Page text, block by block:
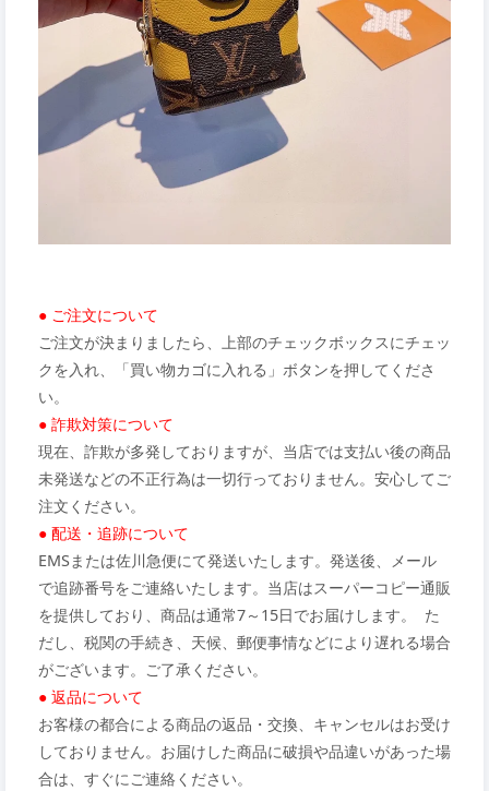
● ご注文について
ご注文が決まりましたら、上部のチェックボックスにチェッ
クを入れ、「買い物カゴに入れる」ボタンを押してくださ
い。
● 詐欺対策について
現在、詐欺が多発しておりますが、当店では支払い後の商品
未発送などの不正行為は一切行っておりません。安心してご
注文ください。
● 配送・追跡について
EMSまたは佐川急便にて発送いたします。発送後、メール
で追跡番号をご連絡いたします。当店はスーパーコピー通販
を提供しており、商品は通常7～15日でお届けします。 た
だし、税関の手続き、天候、郵便事情などにより遅れる場合
がございます。ご了承ください。
● 返品について
お客様の都合による商品の返品・交換、キャンセルはお受け
しておりません。お届けした商品に破損や品違いがあった場
合は、すぐにご連絡ください。